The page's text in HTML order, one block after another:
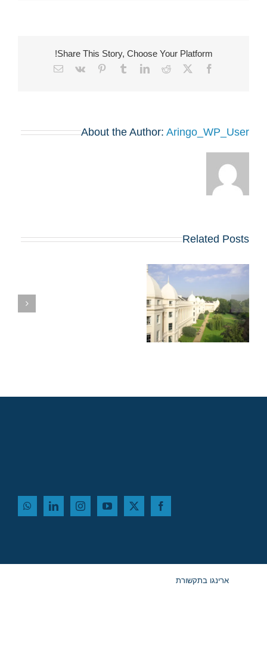
Share This Story, Choose Your Platform!
Facebook
X
Reddit
LinkedIn
Tumblr
Pinterest
Vk
Email
About the Author: Aringo_WP_User
Related Posts
ארינגו בתקשורת